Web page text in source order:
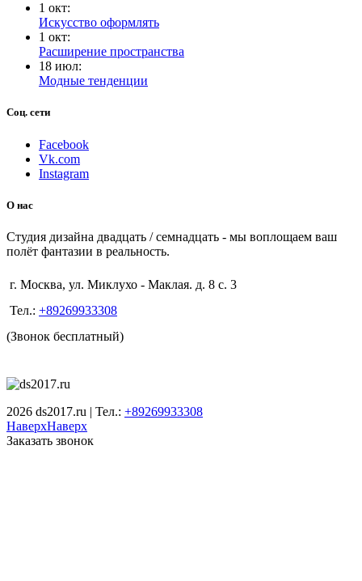
1 окт:
Искусство оформлять
1 окт:
Расширение пространства
18 июл:
Модные тенденции
Соц. сети
Facebook
Vk.com
Instagram
О нас
Студия дизайна двадцать / семнадцать - мы воплощаем ваш
полёт фантазии в реальность.
г. Москва, ул. Миклухо - Маклая. д. 8 с. 3
Тел.: +89269933308
(Звонок бесплатный)
2026 ds2017.ru | Тел.: +89269933308
НаверхНаверх
Заказать звонок